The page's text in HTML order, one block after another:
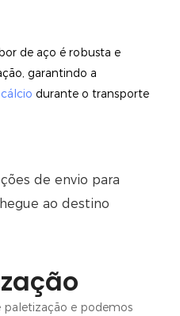
de aço é robusta e
garantindo a
durante o transporte
de envio para
ao destino
paletização e podemos